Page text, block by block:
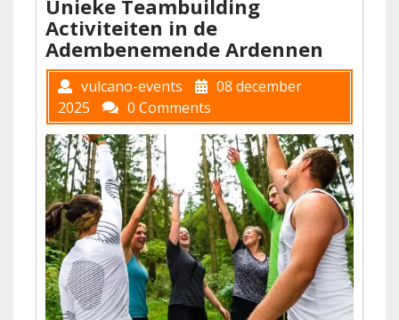
Unieke Teambuilding
Activiteiten in de
Adembenemende Ardennen
vulcano-events
08 december
2025
0 Comments